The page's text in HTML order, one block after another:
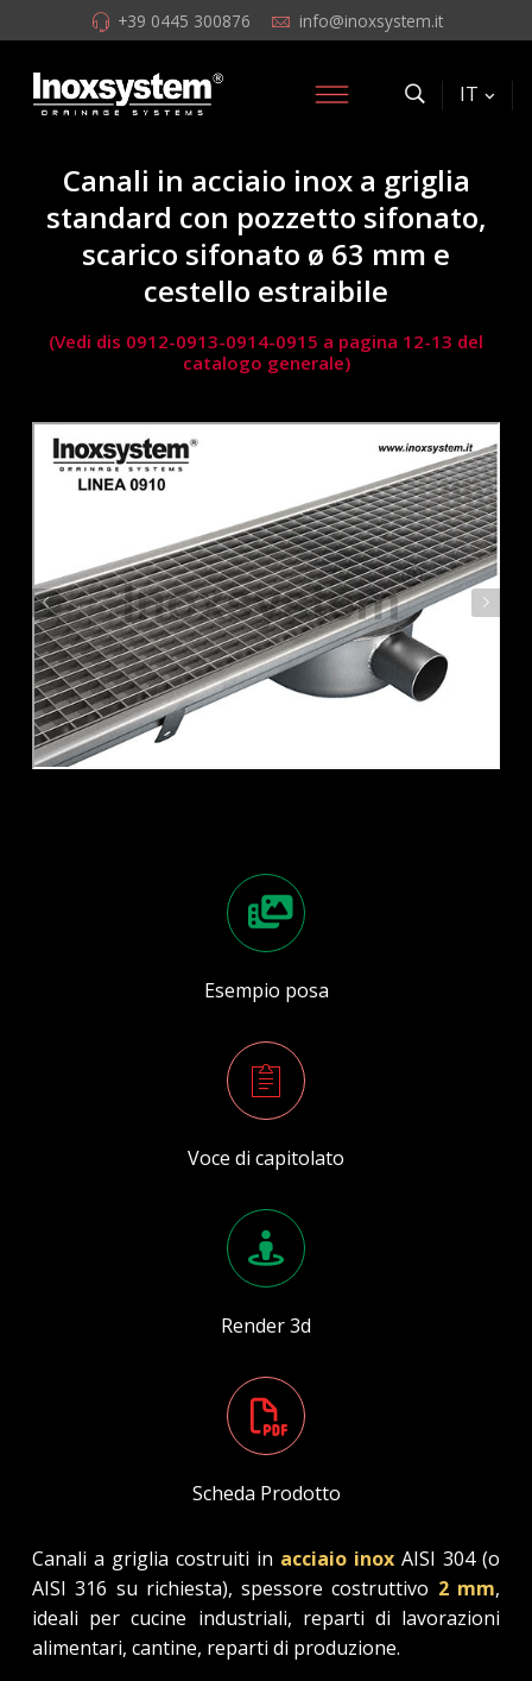
+39 0445 300876 info@inoxsystem.it
IT
Canali in acciaio inox a griglia
standard con pozzetto sifonato,
scarico sifonato ø 63 mm e
cestello estraibile
(Vedi dis 0912-0913-0914-0915 a pagina 12-13 del
catalogo generale)
Esempio posa
Voce di capitolato
Render 3d
Scheda Prodotto
Canali a griglia costruiti in acciaio inox AISI 304 (o
AISI 316 su richiesta), spessore costruttivo 2 mm,
ideali per cucine industriali, reparti di lavorazioni
alimentari, cantine, reparti di produzione.